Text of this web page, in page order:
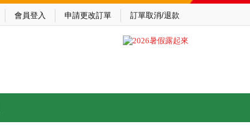
會員登入 申請更改訂單 訂單取消/退款